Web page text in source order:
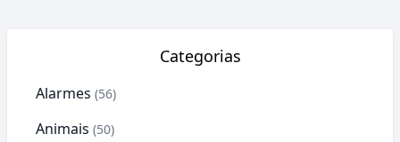
Categorias
Alarmes (56)
Animais (50)